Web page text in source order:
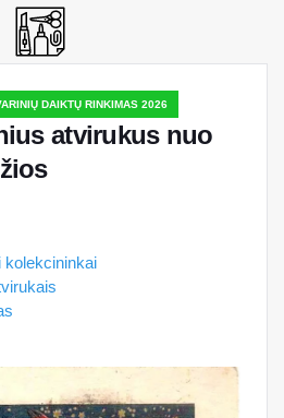
DAIKTŲ RINKIMAS 2026
atvirukus nuo
kolekcininkai